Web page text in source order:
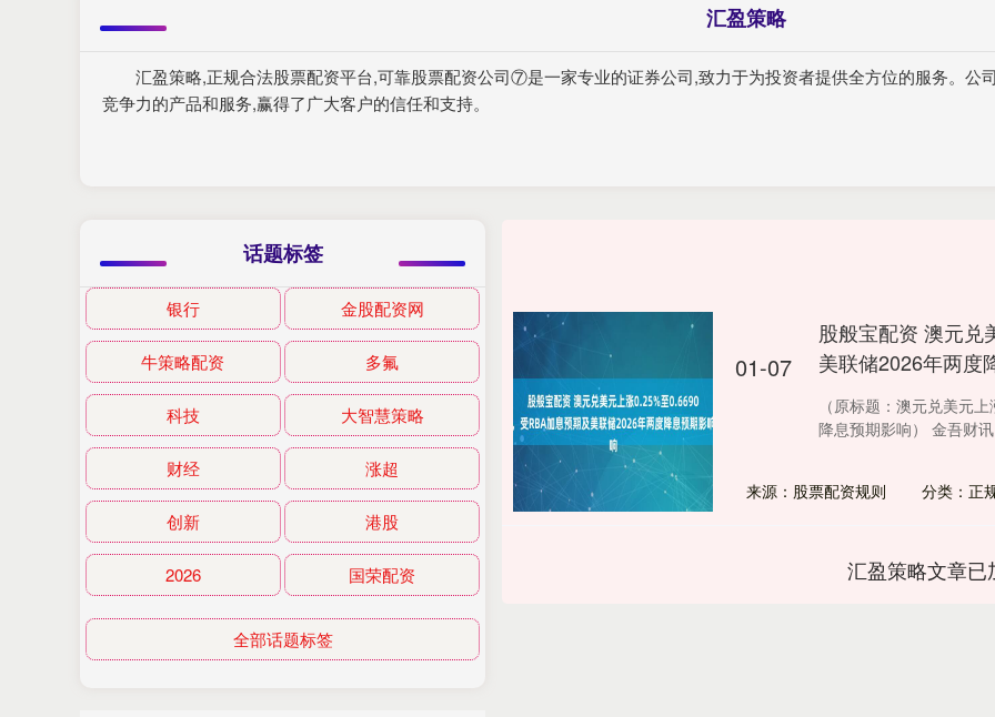
汇盈策略
汇盈策略,正规合法股票配资平台,可靠股票配资公司⑦是一家专业的证券公司,致力于为投资者提供全方位的服务。公
竞争力的产品和服务,赢得了广大客户的信任和支持。
01-07
股般宝配资 澳元兑
美联储2026年两度
（原标题：澳元兑美元
降息预期影响） 金吾财
来源：股票配资规则 分类：正
汇盈策略文章已
话题标签
银行 金股配资网
牛策略配资 多氟
科技 大智慧策略
财经 涨超
创新 港股
2026 国荣配资
全部话题标签